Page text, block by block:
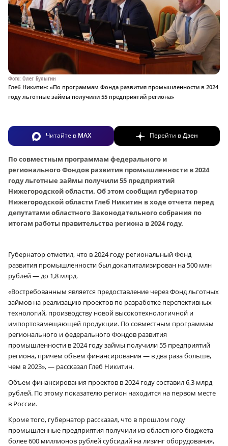
Фото: Олег Булыгин
Глеб Никитин: «По программам Фонда развития промышленности в 2024
году льготные займы получили 55 предприятий региона»
Читайте в MAX Перейти вДзен
По совместным программам федерального и
регионального Фондов развития промышленности в 2024
году льготные займы получили 55 предприятий
Нижегородской области. Об этом сообщил губернатор
Нижегородской области Глеб Никитин в ходе отчета перед
депутатами областного Законодательного собрания по
итогам работы правительства региона в 2024 году.
Губернатор отметил, что в 2024 году региональный Фонд
развития промышленности был докапитализирован на 500 млн
рублей — до 1,8 млрд.
«Востребованным является предоставление через Фонд льготных
займов на реализацию проектов по разработке перспективных
технологий, производству новой высокотехнологичной и
импортозамещающей продукции. По совместным программам
регионального и федерального Фондов развития
промышленности в 2024 году займы получили 55 предприятий
региона, причем объем финансирования — в два раза больше,
чем в 2023», — рассказал Глеб Никитин.
Объем финансирования проектов в 2024 году составил 6,3 млрд
рублей. По этому показателю регион находится на первом месте
в России.
Кроме того, губернатор рассказал, что в прошлом году
промышленные предприятия получили из областного бюджета
более 600 миллионов рублей субсидий на лизинг оборудования,